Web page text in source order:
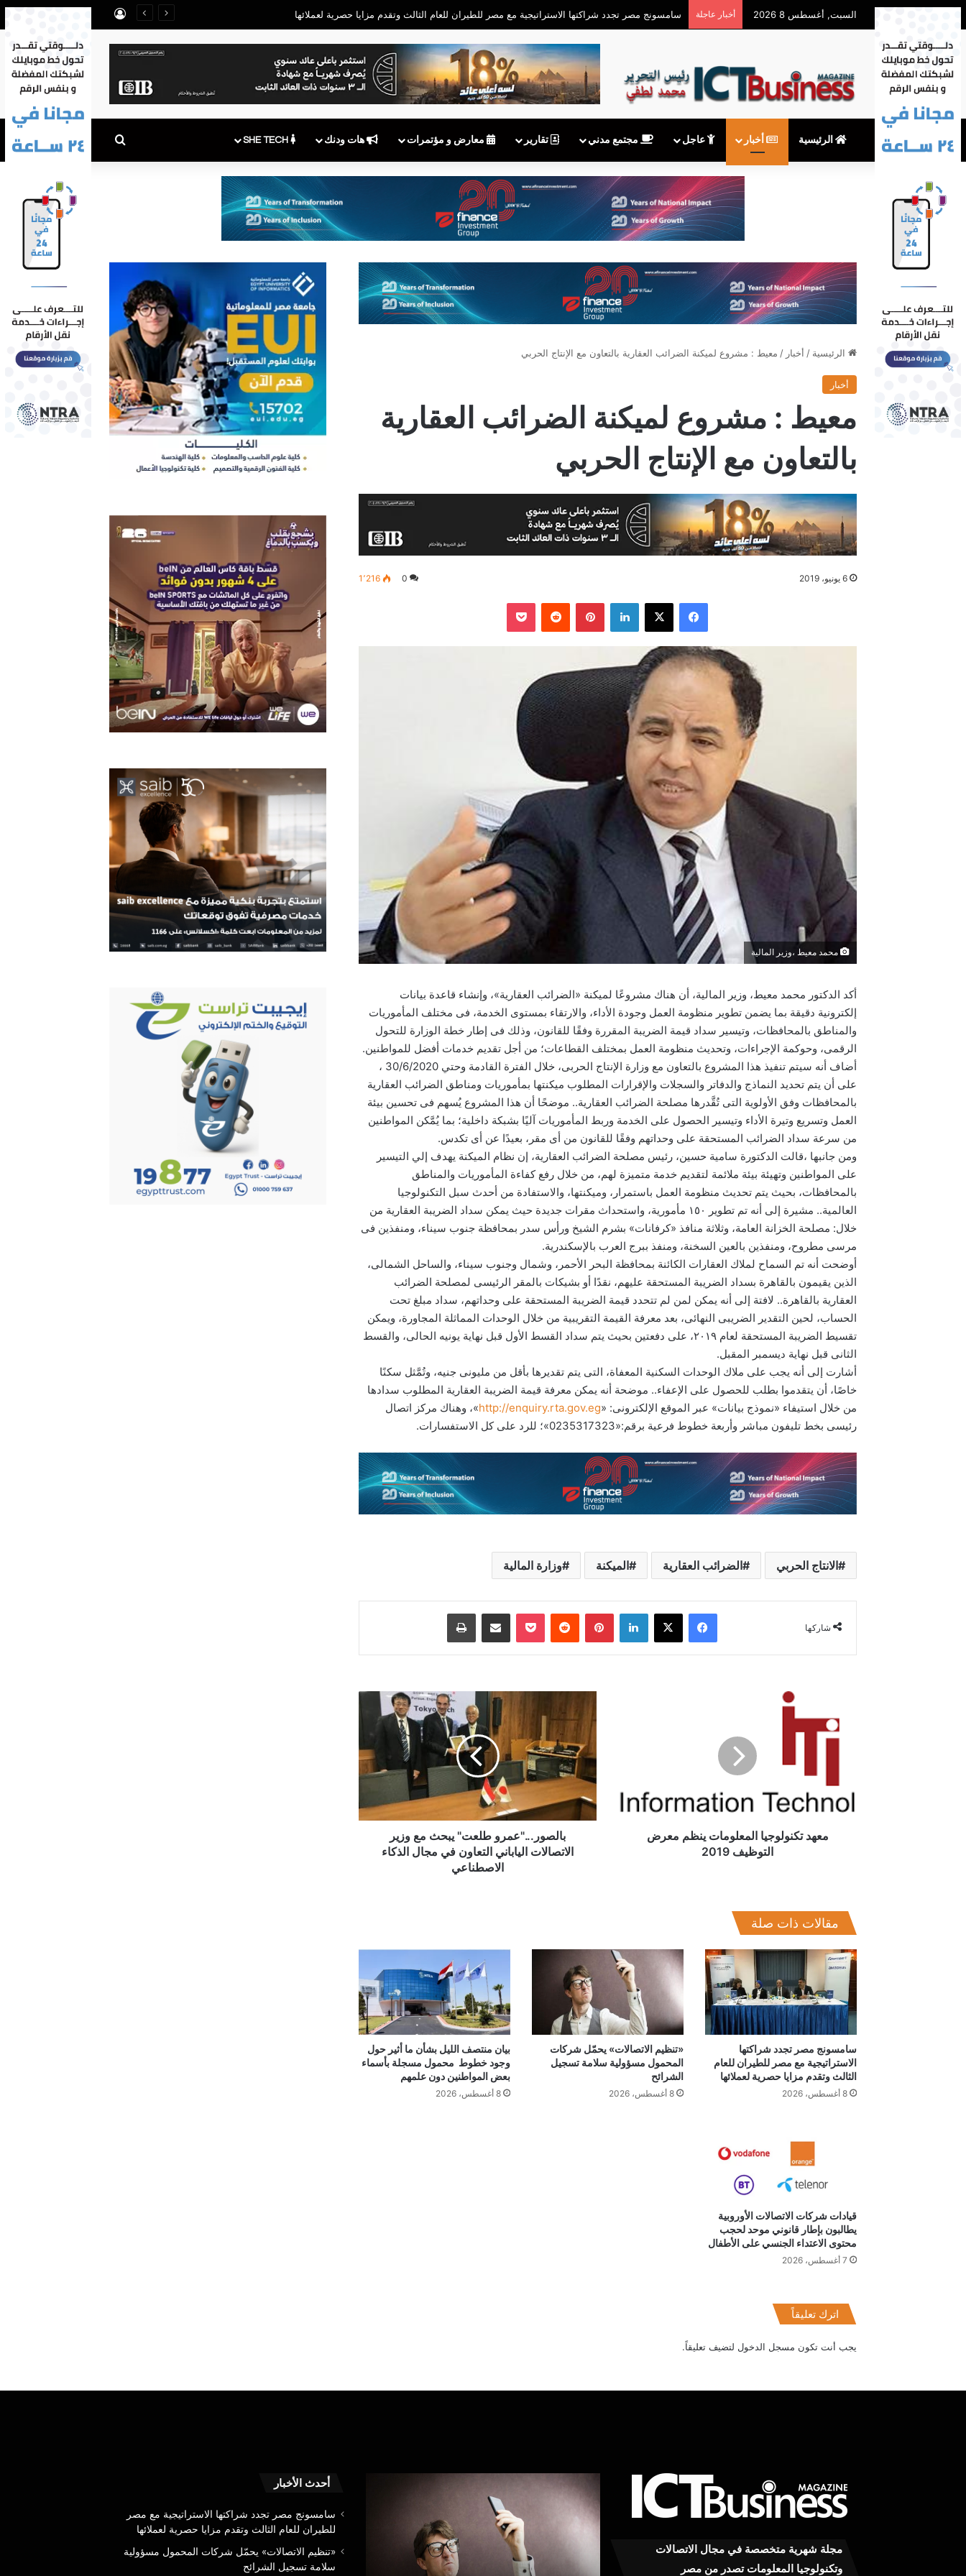
السبت, أغسطس 8 2026 أخبار عاجلة «تنظيم الاتصالات» يحمّل شركات المحمول مسؤولية سلامة تسجيل الشرائح تسجيل الدخول
الرئيسية أخبار عاجل مجتمع مدني تقارير معارض و مؤتمرات هات ودنك بحث عن
الرئيسية / أخبار / معيط : مشروع لميكنة الضرائب العقارية بالتعاون مع الإنتاج الحربي
أخبار
معيط : مشروع لميكنة الضرائب العقارية
بالتعاون مع الإنتاج الحربي
6 يونيو، 2019 0 1٬216
فيسبوك ‫X لينكدإن بينتيريست
‏Reddit
‫Pocket
محمد معيط ،وزير المالية
أكد الدكتور محمد معيط، وزير المالية، أن هناك مشروعًا لميكنة «الضرائب العقارية»، وإنشاء قاعدة بيانات
إلكترونية دقيقة بما يضمن تطوير منظومة العمل وجودة الأداء، والارتقاء بمستوى الخدمة، فى مختلف المأموريات
والمناطق بالمحافظات، وتيسير سداد قيمة الضريبة المقررة وفقًا للقانون، وذلك فى إطار خطة الوزارة للتحول
الرقمى، وحوكمة الإجراءات، وتحديث منظومة العمل بمختلف القطاعات؛ من أجل تقديم خدمات أفضل للمواطنين.
أضاف أنه سيتم تنفيذ هذا المشروع بالتعاون مع وزارة الإنتاج الحربى، خلال الفترة القادمة وحتي 30/6/2020 ،
على أن يتم تحديد النماذج والدفاتر والسجلات والإقرارات المطلوب ميكنتها بمأموريات ومناطق الضرائب العقارية
بالمحافظات وفق الأولوية التى تُقَّدرها مصلحة الضرائب العقارية.. موضحًا أن هذا المشروع يُسهم فى تحسين بيئة
العمل وتسريع وتيرة الأداء وتيسير الحصول على الخدمة وربط المأموريات آليًا بشبكة داخلية؛ بما يُمَّكن المواطنين
من سرعة سداد الضرائب المستحقة على وحداتهم وفقًا للقانون من أى مقر، بعيدًا عن أى تكدس.
ومن جانبها ،قالت الدكتورة سامية حسين، رئيس مصلحة الضرائب العقارية، إن نظام الميكنة يهدف إلي التيسير
على المواطنين وتهيئة بيئة ملائمة لتقديم خدمة متميزة لهم، من خلال رفع كفاءة المأموريات والمناطق
بالمحافظات، بحيث يتم تحديث منظومة العمل باستمرار، وميكنتها، والاستفادة من أحدث سبل التكنولوجيا
العالمية.. مشيرة إلى أنه تم تطوير ١٥٠ مأمورية، واستحداث مقرات جديدة حيث يمكن سداد الضريبة العقارية من
خلال: مصلحة الخزانة العامة، وثلاثة منافذ «كرفانات» بشرم الشيخ ورأس سدر بمحافظة جنوب سيناء، ومنفذين فى
مرسى مطروح، ومنفذين بالعين السخنة، ومنفذ ببرج العرب بالإسكندرية.
أوضحت أنه تم السماح لملاك العقارات الكائنة بمحافظة البحر الأحمر، وشمال وجنوب سيناء، والساحل الشمالى،
الذين يقيمون بالقاهرة بسداد الضريبة المستحقة عليهم، نقدًا أو بشيكات بالمقر الرئيسى لمصلحة الضرائب
العقارية بالقاهرة.. لافتة إلى أنه يمكن لمن لم تتحدد قيمة الضريبة المستحقة على وحداتهم، سداد مبلغ تحت
الحساب، لحين التقدير الضريبى النهائى، بعد معرفة القيمة التقريبية من خلال الوحدات المماثلة المجاورة، ويمكن
تقسيط الضريبة المستحقة لعام ٢٠١٩، على دفعتين بحيث يتم سداد القسط الأول قبل نهاية يونيه الحالى، والقسط
الثانى قبل نهاية ديسمبر المقبل.
أشارت إلى أنه يجب على ملاك الوحدات السكنية المعفاة، التى يتم تقديرها بأقل من مليونى جنيه، وتُمَّثل سكنًا
خاصًا، أن يتقدموا بطلب للحصول على الإعفاء.. موضحة أنه يمكن معرفة قيمة الضريبة العقارية المطلوب سدادها
من خلال استيفاء «نموذج بيانات» عبر الموقع الإلكترونى: «http://enquiry.rta.gov.eg»، وهناك مركز اتصال
رئيسى بخط تليفون مباشر وأربعة خطوط فرعية برقم:«0235317323»؛ للرد على كل الاستفسارات.
الانتاج الحربي الضرائب العقارية الميكنة وزارة المالية
شاركها
فيسبوك ‫X لينكدإن بينتيريست
‏Reddit
‫Pocket مشاركة عبر البريد طباعة
المعلومات
ينظم
2019
معهد تكنولوجيا المعلومات ينظم معرض
التوظيف 2019
بالصور..."عمرو
طلعت"
يبحث
مع
وزير
الاتصالات
الياباني
التعاون
في
بالصور..."عمرو طلعت" يبحث مع وزير
الاتصالات الياباني التعاون في مجال الذكاء
الاصطناعي
مقالات ذات صلة
سامسونج مصر تجدد شراكتها
الاستراتيجية مع مصر للطيران للعام
الثالث وتقدم مزايا حصرية لعملائها
8 أغسطس، 2026
«تنظيم الاتصالات» يحمّل شركات
المحمول مسؤولية سلامة تسجيل
الشرائح
8 أغسطس، 2026
بيان منتصف الليل بشأن ما أثير حول
وجود خطوط محمول مسجلة بأسماء
بعض المواطنين دون علمهم
8 أغسطس، 2026
قيادات شركات الاتصالات الأوروبية
يطالبون بإطار قانوني موحد لحجب
محتوى الاعتداء الجنسي على الأطفال
7 أغسطس، 2026
اترك تعليقاً
يجب أنت تكون مسجل الدخول لتضيف تعليقاً.
مجلة شهرية متخصصة في مجال الاتصالات
وتكنولوجيا المعلومات تصدر من مصر
مصر
تجدد
مع
مصر
8 أغسطس، 2026
الاتصالات»
يحمّل
شركات
سلامة
الأوروبية
بإطار
أحدث الأخبار
سامسونج مصر تجدد شراكتها الاستراتيجية مع مصر
للطيران للعام الثالث وتقدم مزايا حصرية لعملائها
«تنظيم الاتصالات» يحمّل شركات المحمول مسؤولية
سلامة تسجيل الشرائح